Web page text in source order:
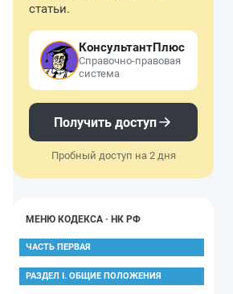
статьи.
КонсультантПлюс
Справочно-правовая
система
Получить доступ
Пробный доступ на 2 дня
МЕНЮ КОДЕКСА · НК РФ
ЧАСТЬ ПЕРВАЯ
РАЗДЕЛ I. ОБЩИЕ ПОЛОЖЕНИЯ